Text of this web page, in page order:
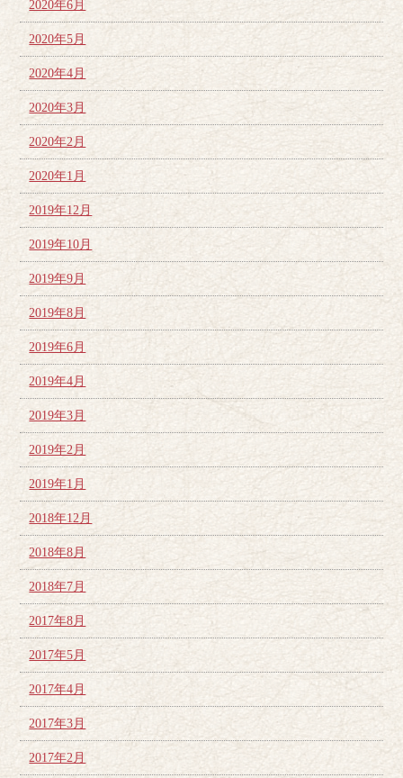
2020年6月
2020年5月
2020年4月
2020年3月
2020年2月
2020年1月
2019年12月
2019年10月
2019年9月
2019年8月
2019年6月
2019年4月
2019年3月
2019年2月
2019年1月
2018年12月
2018年8月
2018年7月
2017年8月
2017年5月
2017年4月
2017年3月
2017年2月